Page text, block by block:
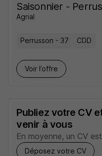
Saisonnier -
Agrial
Perrusson - 37 CDD
Voir l’offre
Publiez votre CV
venir à vous
En moyenne, un CV
Déposez votre CV